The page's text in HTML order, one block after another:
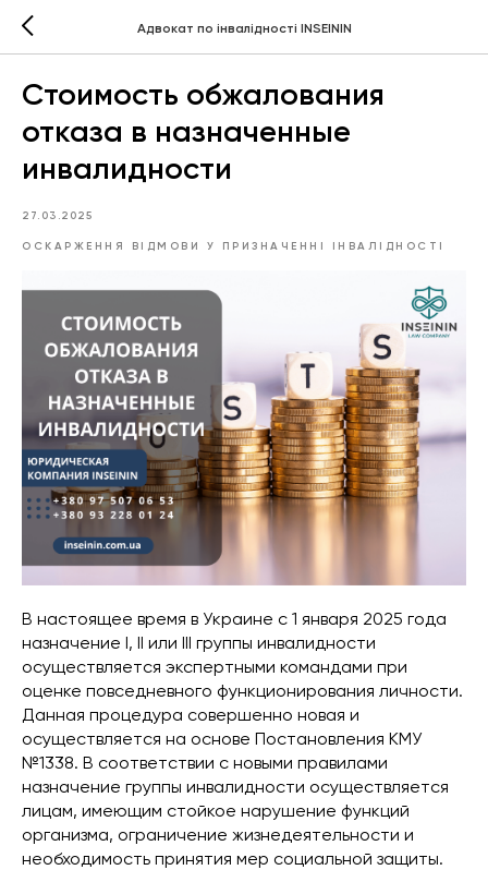
Адвокат по інвалідності INSEININ
Стоимость обжалования
отказа в назначенные
инвалидности
27.03.2025
ОСКАРЖЕННЯ ВІДМОВИ У ПРИЗНАЧЕННІ ІНВАЛІДНОСТІ
В настоящее время в Украине с 1 января 2025 года
назначение І, ІІ или ІІІ группы инвалидности
осуществляется экспертными командами при
оценке повседневного функционирования личности.
Данная процедура совершенно новая и
осуществляется на основе Постановления КМУ
№1338. В соответствии с новыми правилами
назначение группы инвалидности осуществляется
лицам, имеющим стойкое нарушение функций
организма, ограничение жизнедеятельности и
необходимость принятия мер социальной защиты.